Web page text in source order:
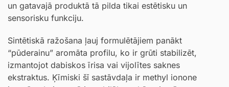
un gatavajā produktā tā pilda tikai estētisku un
sensorisku funkciju.
Sintētiskā ražošana ļauj formulētājiem panākt
“pūderainu” aromāta profilu, ko ir grūti stabilizēt,
izmantojot dabiskos īrisa vai vijolītes saknes
ekstraktus. Ķīmiski šī sastāvdaļa ir methyl ionone